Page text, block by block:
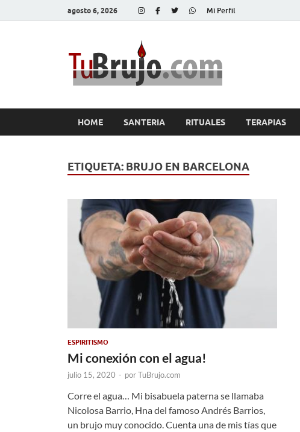
agosto 6, 2026 Mi Perfil
HOME SANTERIA RITUALES TERAPIAS
ETIQUETA: BRUJO EN BARCELONA
ESPIRITISMO
Mi conexión con el agua!
julio 15, 2020 - porTuBrujo.com
Corre el agua… Mi bisabuela paterna se llamaba
Nicolosa Barrio, Hna del famoso Andrés Barrios,
un brujo muy conocido. Cuenta una de mis tías que